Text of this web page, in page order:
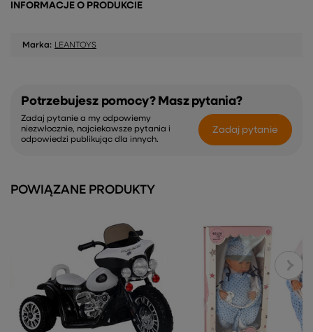
INFORMACJE O PRODUKCIE
Marka: LEANTOYS
Potrzebujesz pomocy? Masz pytania?
Zadaj pytanie a my odpowiemy
niezwłocznie, najciekawsze pytania i
odpowiedzi publikując dla innych.
Zadaj pytanie
POWIĄZANE PRODUKTY